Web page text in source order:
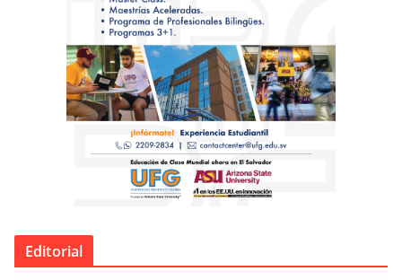
Editorial